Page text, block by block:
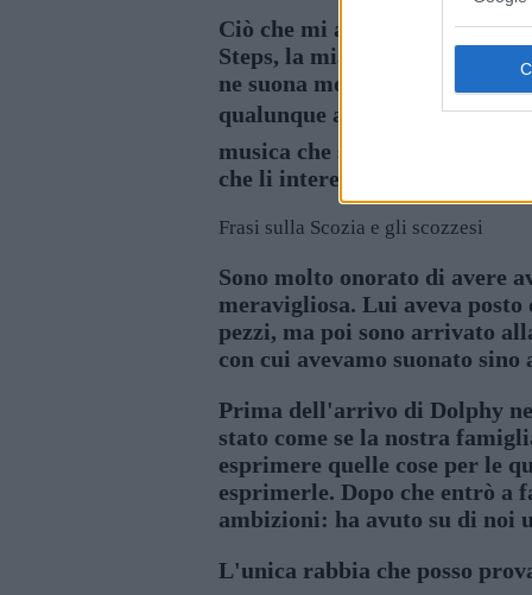
Ciò che mi attrae di Ravi
Steps, la mia preoccupazione
ne suona molta musica
qualunque altro paese si
musica che si impone
che li interessa e mi attira,
Frasi sulla Scozia e gli scozzesi
Sono molto onorato di avere
meravigliosa. Lui aveva
pezzi, ma poi sono arrivato
con cui avevamo suonato sino
Prima dell'arrivo di Dolphy
stato come se la nostra
esprimere quelle cose per le
esprimerle. Dopo che entrò a
ambizioni: ha avuto su di noi
L'unica rabbia che posso